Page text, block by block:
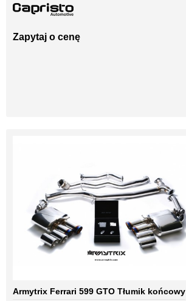
Zapytaj o cenę
Armytrix Ferrari 599 GTO Tłumik końcowy